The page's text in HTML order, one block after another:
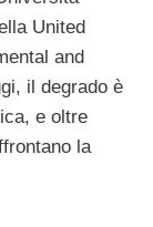
United
and
il degrado è
e oltre
la